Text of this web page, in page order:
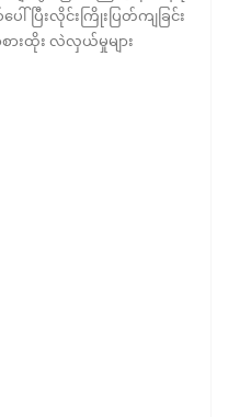
ေါ်ပြီးလိုင်းကြိုးပြတ်ကျခြင်း
စားထိုး လဲလှယ်မှုများ